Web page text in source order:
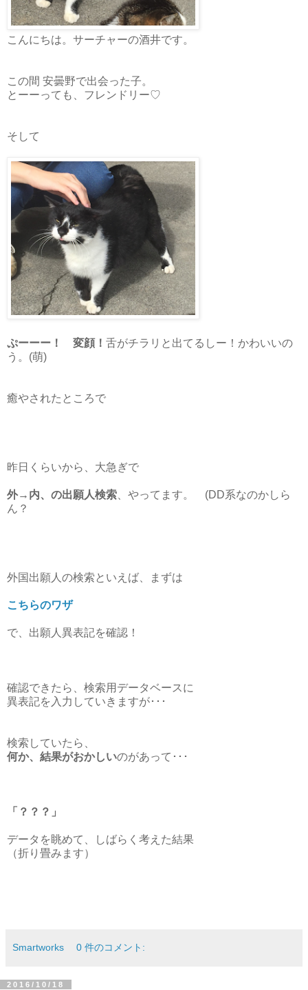
こんにちは。サーチャーの酒井です。
この間 安曇野で出会った子。
とーーっても、フレンドリー♡
そして
ぷーーー！ 変顔！ 舌がチラリと出てるしー！かわいいの
う。(萌)
癒やされたところで
昨日くらいから、大急ぎで
外→内、の出願人検索 、やってます。 (DD系なのかしら
ん？
外国出願人の検索といえば、まずは
こちらのワザ
で、出願人異表記を確認！
確認できたら、検索用データベースに
異表記を入力していきますが･･･
検索していたら、
何か、結果がおかしいのがあって･･･
「？？？」
データを眺めて、しばらく考えた結果
（折り畳みます）
Smartworks 0 件のコメント:
2016/10/18